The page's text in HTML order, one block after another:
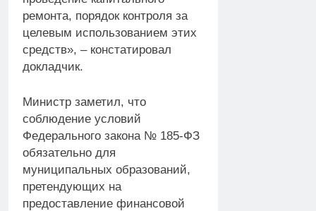
ремонта, порядок контроля за
целевым использованием этих
средств», – констатировал
докладчик.
Министр заметил, что
соблюдение условий
Федерального закона № 185-ФЗ
обязательно для
муниципальных образований,
претендующих на
предоставление финансовой